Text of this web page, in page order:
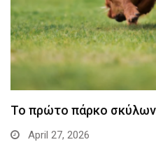
Το πρώτο πάρκο σκύλων
April 27, 2026